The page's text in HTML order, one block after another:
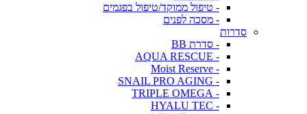
- טיפול ממוקד/טיפול בפגמים
- מסכה לפנים
סדרות
- סדרת BB
- AQUA RESCUE
- Moist Reserve
- SNAIL PRO AGING
- TRIPLE OMEGA
- HYALU TEC